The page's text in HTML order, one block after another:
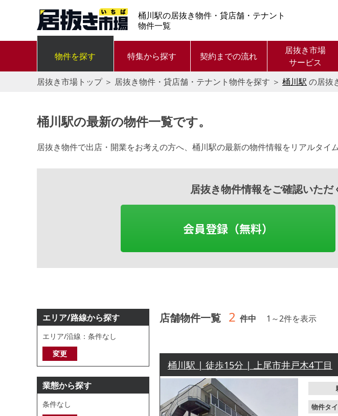
桶川駅の居抜き物件・貸店舗・テナント
物件一覧
物件を探す 特集から探す 契約までの流れ
居抜き市場
サービス
居抜き市場トップ＞ 居抜き物件・貸店舗・テナント物件を探す ＞ 桶川駅 の居抜
桶川駅の最新の物件一覧です。
居抜き物件で出店・開業をお考えの方へ、桶川駅の最新の物件情報をリアルタイ
居抜き物件情報をご確認いただ
会員登録（無料）
エリア/路線から探す
エリア/沿線：条件なし
変更
業態から探す
条件なし
店舗物件一覧 2 件中 1 ～2件を表示
桶川駅 | 徒歩15分 | 上尾市井戸木4丁目
物件タ